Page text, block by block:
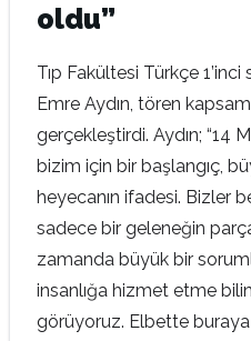
oldu”
Tıp Fakültesi Türkçe
Emre Aydın, tören
gerçekleştirdi. Aydın; “14
bizim için bir başlangıç,
heyecanın ifadesi. Bizler
sadece bir geleneğin
zamanda büyük bir
insanlığa hizmet etme
görüyoruz. Elbette